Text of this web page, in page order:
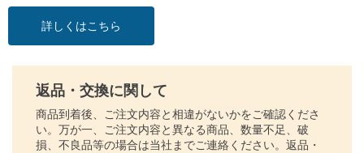
詳しくはこちら
返品・交換に関して
商品到着後、ご注文内容と相違がないかをご確認くださ
い。万が一、ご注文内容と異なる商品、数量不足、破
損、不良品等の場合は当社までご連絡ください。返品・